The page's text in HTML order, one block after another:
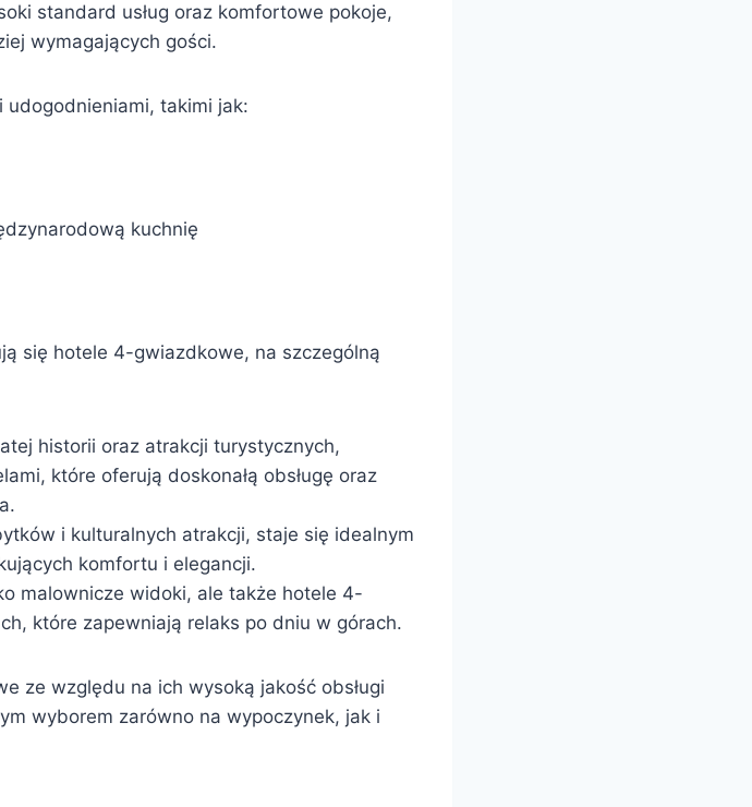
standard usług oraz komfortowe pokoje,
wymagających gości.
takimi jak:
kuchnię
się hotele 4-gwiazdkowe, na szczególną
historii oraz atrakcji turystycznych,
które oferują doskonałą obsługę oraz
i kulturalnych atrakcji, staje się idealnym
komfortu i elegancji.
malownicze widoki, ale także hotele 4-
które zapewniają relaks po dniu w górach.
ze względu na ich wysoką jakość obsługi
wyborem zarówno na wypoczynek, jak i